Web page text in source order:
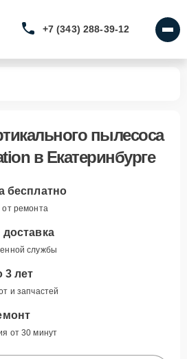
+7 (343) 288-39-12
пылесоса
в Екатеринбурге
бесплатно
от ремонта
доставка
службы
3 лет
и запчастей
от 30 минут